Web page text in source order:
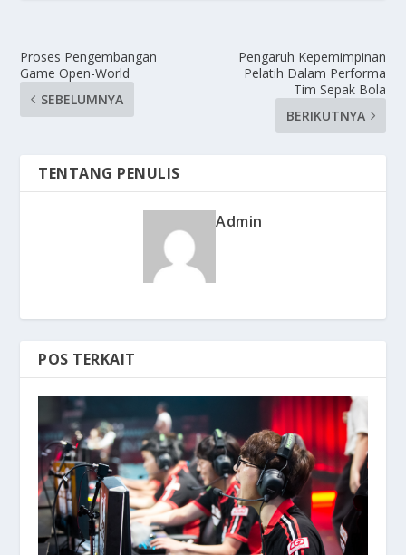
Proses Pengembangan
Game Open-World
SEBELUMNYA
Pengaruh Kepemimpinan
Pelatih Dalam Performa
Tim Sepak Bola
BERIKUTNYA
TENTANG PENULIS
Admin
POS TERKAIT